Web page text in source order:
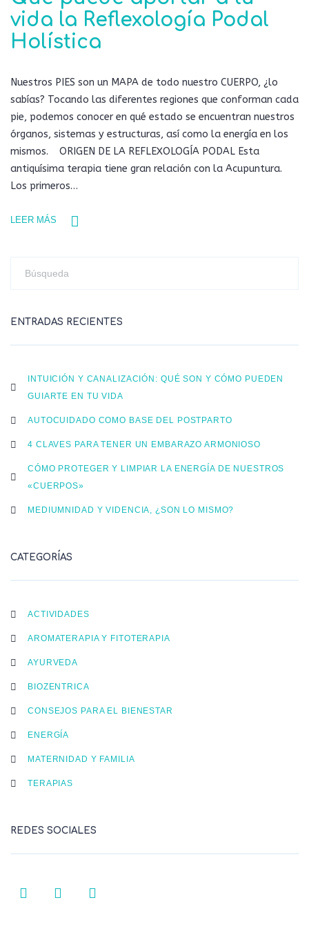
vida la Reflexología Podal
Holística
Nuestros PIES son un MAPA de todo nuestro CUERPO, ¿lo
sabías? Tocando las diferentes regiones que conforman cada
pie, podemos conocer en qué estado se encuentran nuestros
órganos, sistemas y estructuras, así como la energía en los
mismos. ORIGEN DE LA REFLEXOLOGÍA PODAL Esta
antiquísima terapia tiene gran relación con la Acupuntura.
Los primeros…
LEER MÁS
ENTRADAS RECIENTES
INTUICIÓN Y CANALIZACIÓN: QUÉ SON Y CÓMO PUEDEN
GUIARTE EN TU VIDA
AUTOCUIDADO COMO BASE DEL POSTPARTO
4 CLAVES PARA TENER UN EMBARAZO ARMONIOSO
CÓMO PROTEGER Y LIMPIAR LA ENERGÍA DE NUESTROS
«CUERPOS»
MEDIUMNIDAD Y VIDENCIA, ¿SON LO MISMO?
CATEGORÍAS
ACTIVIDADES
AROMATERAPIA Y FITOTERAPIA
AYURVEDA
BIOZENTRICA
CONSEJOS PARA EL BIENESTAR
ENERGÍA
MATERNIDAD Y FAMILIA
TERAPIAS
REDES SOCIALES